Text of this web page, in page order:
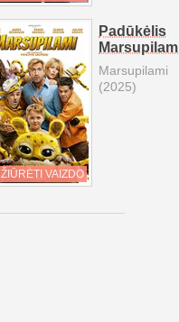
ŽIŪRĖTI VAIZDO
Padūkėlis
Marsupilami
(2025)